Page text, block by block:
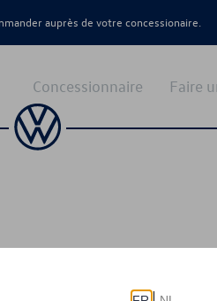
auprès de votre concessionaire.
Faire
Concessionnaire